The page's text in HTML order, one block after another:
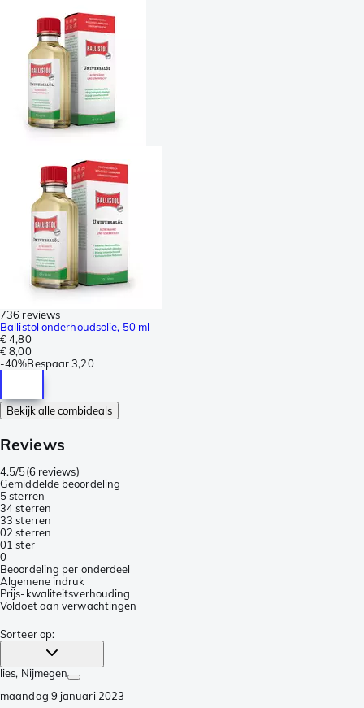
736 reviews
Ballistol onderhoudsolie, 50 ml
€ 4,80
€ 8,00
-40%Bespaar 3,20
Bekijk alle combideals
Reviews
4.5/5(6 reviews)
Gemiddelde beoordeling
5 sterren
34 sterren
33 sterren
02 sterren
01 ster
0
Beoordeling per onderdeel
Algemene indruk
Prijs-kwaliteitsverhouding
Voldoet aan verwachtingen
Sorteer op:
lies, Nijmegen
maandag 9 januari 2023